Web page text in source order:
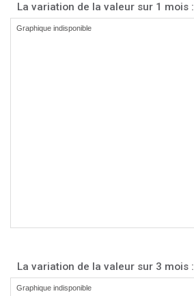
La variation de la valeur sur 1 mois :
La variation de la valeur sur 3 mois :